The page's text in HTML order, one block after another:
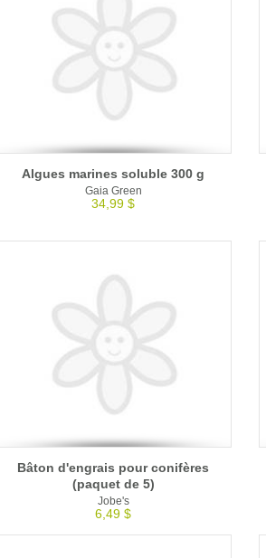
Algues marines soluble 300 g
Gaia Green
34,99 $
Bâton d'engrais pour conifères
(paquet de 5)
Jobe's
6,49 $